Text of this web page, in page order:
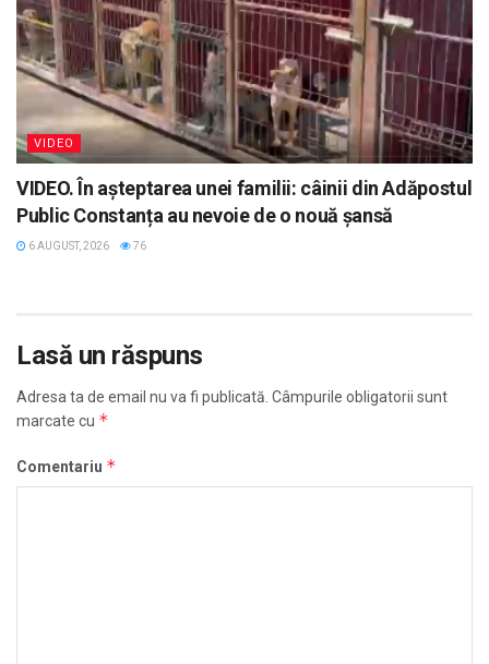
VIDEO
VIDEO. În așteptarea unei familii: câinii din Adăpostul
Public Constanța au nevoie de o nouă șansă
6 AUGUST, 2026 76
Lasă un răspuns
Adresa ta de email nu va fi publicată. Câmpurile obligatorii sunt
marcate cu *
Comentariu *